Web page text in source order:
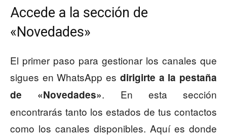
Accede a la sección de
«Novedades»
El primer paso para gestionar los canales que
sigues en WhatsApp es dirigirte a la pestaña
de «Novedades». En esta sección
encontrarás tanto los estados de tus contactos
como los canales disponibles. Aquí es donde